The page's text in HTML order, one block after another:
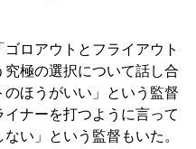
ロアウトとフライアウト
極の選択について話し合
ほうがいい」という監督
ナーを打つように言って
い」という監督もいた。